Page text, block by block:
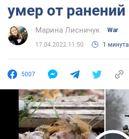
умер от ранений
Марина Лисничук War
17.04.2022 11:50 1 минута
5007